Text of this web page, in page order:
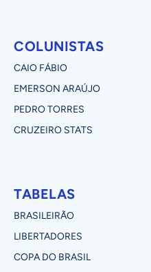
COLUNISTAS
CAIO FÁBIO
EMERSON ARAÚJO
PEDRO TORRES
CRUZEIRO STATS
TABELAS
BRASILEIRÃO
LIBERTADORES
COPA DO BRASIL